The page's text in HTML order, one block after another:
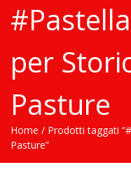
per
Pasture
Home / Prodotti taggati
Pasture”